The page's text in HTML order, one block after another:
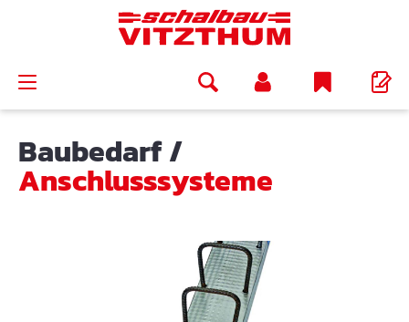
Baubedarf/
Anschlusssysteme